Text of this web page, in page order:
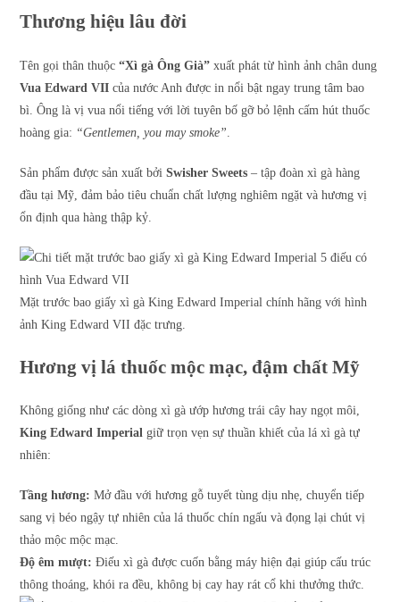
Thương hiệu lâu đời
Tên gọi thân thuộc“Xì gà Ông Già” xuất phát từ hình ảnh chân dung
Vua Edward VII của nước Anh được in nổi bật ngay trung tâm bao
bì. Ông là vị vua nổi tiếng với lời tuyên bố gỡ bỏ lệnh cấm hút thuốc
hoàng gia: “Gentlemen, you may smoke”
Sản phẩm được sản xuất bởiSwisher Sweets – tập đoàn xì gà hàng
đầu tại Mỹ, đảm bảo tiêu chuẩn chất lượng nghiêm ngặt và hương vị
ổn định qua hàng thập kỷ.
Mặt trước bao giấy xì gà King Edward Imperial chính hãng với hình
ảnh King Edward VII đặc trưng.
Hương vị lá thuốc mộc mạc, đậm chất Mỹ
Không giống như các dòng xì gà ướp hương trái cây hay ngọt môi,
King Edward Imperial giữ trọn vẹn sự thuần khiết của lá xì gà tự
nhiên:
Tầng hương: Mở đầu với hương gỗ tuyết tùng dịu nhẹ, chuyển tiếp
sang vị béo ngậy tự nhiên của lá thuốc chín ngấu và đọng lại chút vị
thảo mộc mộc mạc.
Độ êm mượt: Điếu xì gà được cuốn bằng máy hiện đại giúp cấu trúc
thông thoáng, khói ra đều, không bị cay hay rát cổ khi thưởng thức.